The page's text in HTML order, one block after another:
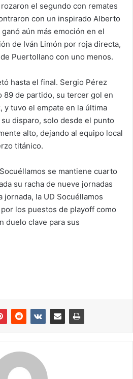
el segundo con remates
con un inspirado Alberto
aún más emoción en el
de Iván Limón por roja directa,
Puertollano con uno menos.
hasta el final. Sergio Pérez
89 de partido, su tercer gol en
y tuvo el empate en la última
disparo, solo desde el punto
alto, dejando al equipo local
titánico.
se mantiene cuarto
su racha de nueve jornadas
jornada, la UD Socuéllamos
los puestos de playoff como
duelo clave para sus